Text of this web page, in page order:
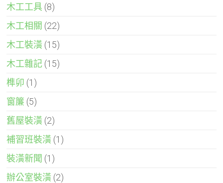
木工工具 (8)
木工相關 (22)
木工裝潢 (15)
木工雜記 (15)
榫卯 (1)
窗簾 (5)
舊屋裝潢 (2)
補習班裝潢 (1)
裝潢新聞 (1)
辦公室裝潢 (2)